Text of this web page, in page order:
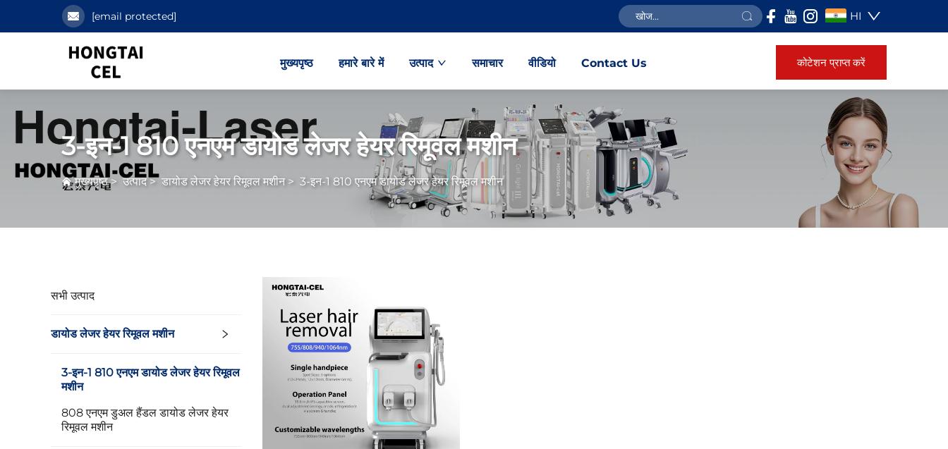
[email protected] HI
मुख्यपृष्ठ हमारे बारे में उत्पाद समाचार वीडियो Contact Us कोटेशन प्राप्त करें
3-इन-1 810 एनएम डायोड लेजर हेयर रिमूवल मशीन
मुख्यपृष्ठ>उत्पाद>डायोड लेजर हेयर रिमूवल मशीन> 3-इन-1 810 एनएम डायोड लेजर हेयर रिमूवल मशीन
सभी उत्पाद
डायोड लेजर हेयर रिमूवल मशीन
3-इन-1 810 एनएम डायोड लेजर हेयर रिमूवल
मशीन
808 एनएम डुअल हैंडल डायोड लेजर हेयर
रिमूवल मशीन